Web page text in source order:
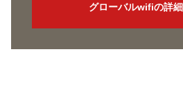
グローバルwifiの詳